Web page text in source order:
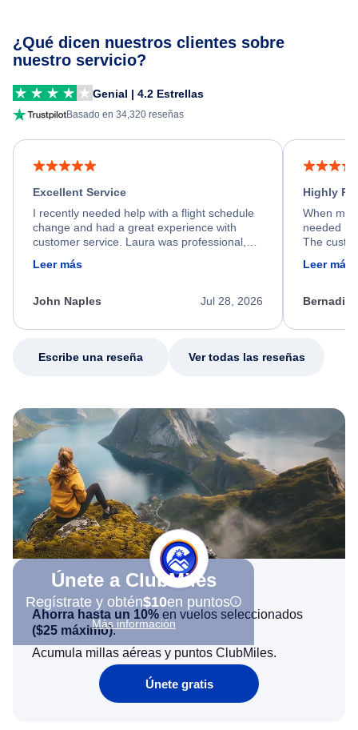
¿Qué dicen nuestros clientes sobre
nuestro servicio?
Genial | 4.2 Estrellas
Basado en 34,320 reseñas
Excellent Service
I recently needed help with a flight schedule
change and had a great experience with
customer service. Laura was professional,
friendly, and very helpful throughout the
process. She quickly found a solution and
appreciate her excellent service.
Leer más
Jul 28, 2026
John Naples
Highly
When my
needed
The
calm,
my issue.
Leer más
Escribe una reseña Ver todas las reseñas
Únete a ClubMiles
Regístrate y obtén$10en puntos
Más información
Ahorra hasta un 10% en vuelos seleccionados
($25 máximo).
Acumula millas aéreas y puntos ClubMiles.
Únete gratis